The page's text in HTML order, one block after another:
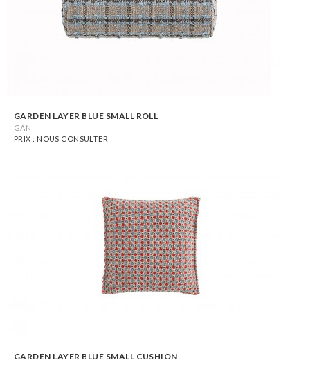
GARDEN LAYER BLUE SMALL ROLL
GAN
PRIX : NOUS CONSULTER
GARDEN LAYER BLUE SMALL CUSHION